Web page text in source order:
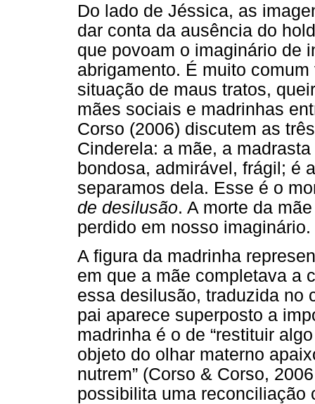
Do lado de Jéssica, as
dar conta da ausência do
que povoam o imaginário de
abrigamento. É muito
situação de maus tratos,
mães sociais e madrinhas
Corso (2006) discutem as
Cinderela: a mãe, a
bondosa, admirável, frágil; é
separamos dela. Esse é o
de desilusão. A morte da
perdido em nosso imaginário.
A figura da madrinha
em que a mãe completava a
essa desilusão, traduzida no
pai aparece superposto a
madrinha é o de “restituir
objeto do olhar materno
nutrem” (Corso & Corso,
possibilita uma reconciliação